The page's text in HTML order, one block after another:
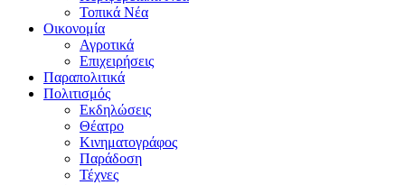
Τοπικά Νέα
Οικονομία
Αγροτικά
Επιχειρήσεις
Παραπολιτικά
Πολιτισμός
Εκδηλώσεις
Θέατρο
Κινηματογράφος
Παράδοση
Τέχνες